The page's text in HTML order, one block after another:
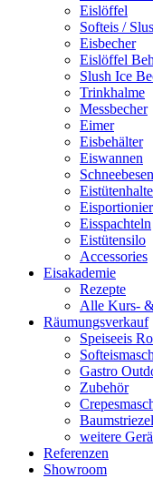
Eislöffel
Softeis /
Eisbecher
Eislöffel
Slush Ice
Trinkhalme
Messbecher
Eimer
Eisbehälter
Eiswannen
Schneebesen
Eisspachteln
Eistütensilo
Accessories
Eisakademie
Rezepte
Alle Kurs-
Räumungsverkauf
Speiseeis
Gastro
Zubehör
weitere
Referenzen
Showroom